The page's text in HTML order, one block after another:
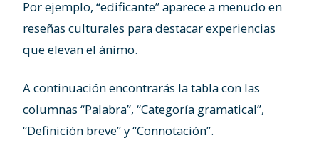
Por ejemplo, “edificante” aparece a menudo en
reseñas culturales para destacar experiencias
que elevan el ánimo.
A continuación encontrarás la tabla con las
columnas “Palabra”, “Categoría gramatical”,
“Definición breve” y “Connotación”.